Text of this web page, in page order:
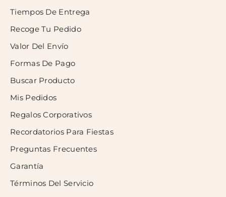
Tiempos De Entrega
Recoge Tu Pedido
Valor Del Envío
Formas De Pago
Buscar Producto
Mis Pedidos
Regalos Corporativos
Recordatorios Para Fiestas
Preguntas Frecuentes
Garantía
Términos Del Servicio